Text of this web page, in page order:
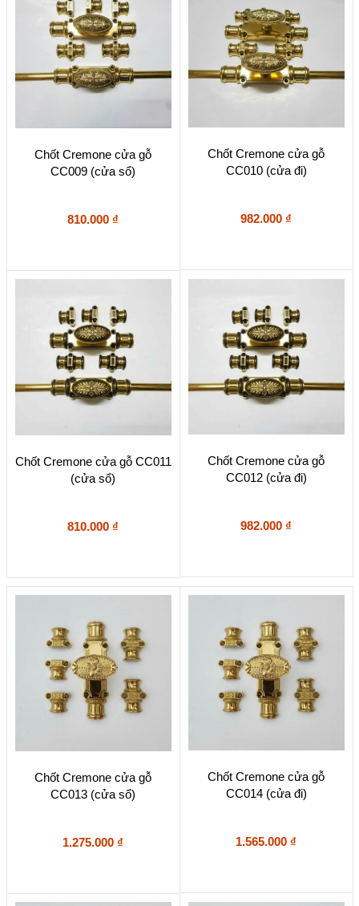
Chốt Cremone cửa gỗ
CC009 (cửa sổ)
810.000 ₫
Chốt Cremone cửa gỗ
CC010 (cửa đi)
982.000 ₫
Chốt Cremone cửa gỗ CC011
(cửa sổ)
810.000 ₫
Chốt Cremone cửa gỗ
CC012 (cửa đi)
982.000 ₫
Chốt Cremone cửa gỗ
CC013 (cửa sổ)
1.275.000 ₫
Chốt Cremone cửa gỗ
CC014 (cửa đi)
1.565.000 ₫